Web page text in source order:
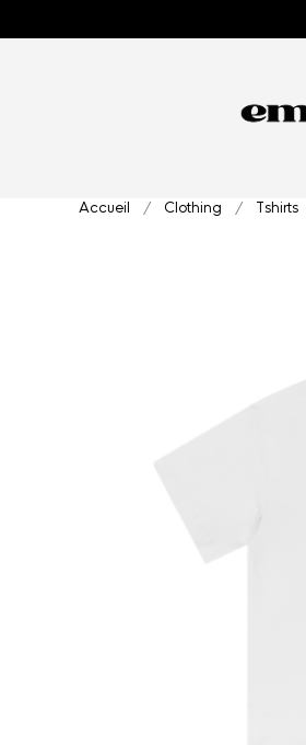
Accueil / Clothing / Tshirts